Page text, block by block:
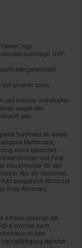
zzgl.
UVP:
Mengeneinheit)
auf unseren zuvor
und Irrtümer vorbehalten.
wegen des
sein.
Sortiment ab einem
Multimedia,
sowie gesondert
und Filial-
Neuanmelder für den
Nur ein Gutschein
ausgezahlt. Nicht mit
Shop-Aktionen)
Artikels (solange der
4 Wochen nach
ist dem
jeglicher